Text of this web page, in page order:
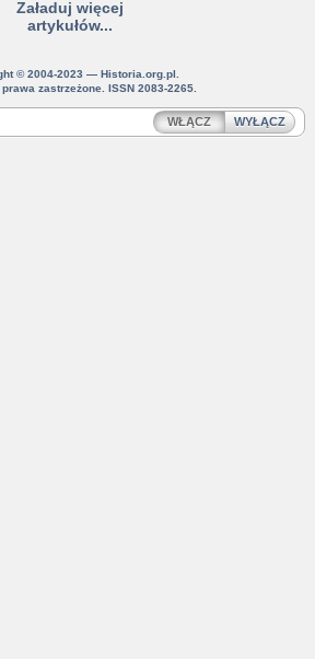
Załaduj więcej
artykułów...
© 2004-2023 — Historia.org.pl.
zastrzeżone. ISSN 2083-2265.
WŁĄCZ WYŁĄCZ